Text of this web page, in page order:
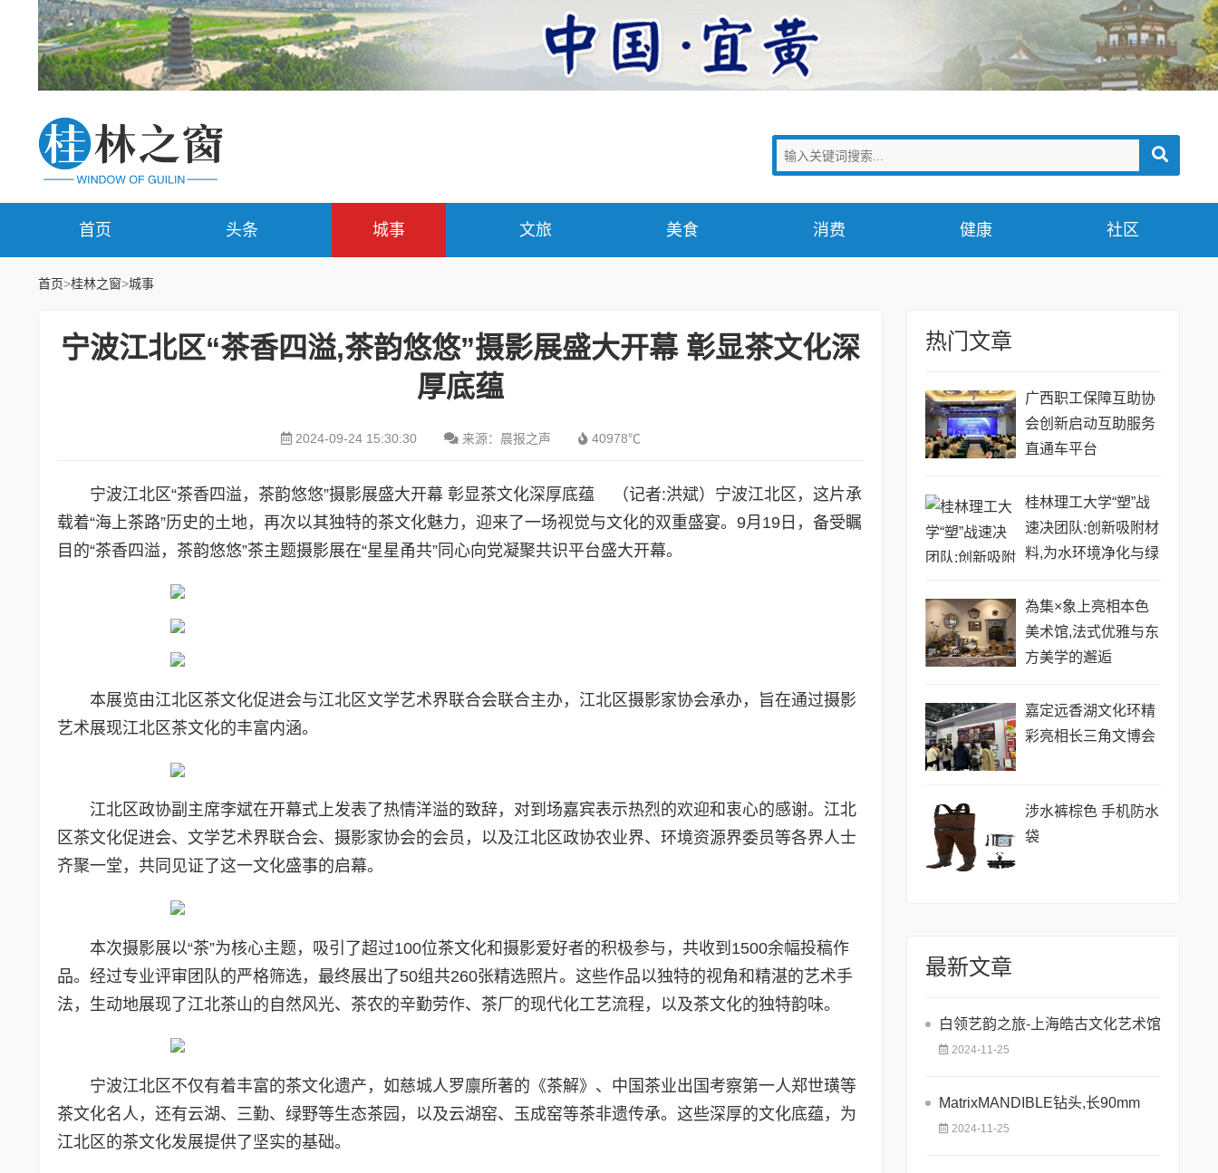
首页 头条 城事 文旅 美食 消费 健康 社区
首页>桂林之窗>城事
宁波江北区“茶香四溢,茶韵悠悠”摄影展盛大开幕 彰显茶文化深
厚底蕴
2024-09-24 15:30:30 来源：晨报之声 40978℃
宁波江北区“茶香四溢，茶韵悠悠”摄影展盛大开幕 彰显茶文化深厚底蕴 （记者:洪斌）宁波江北区，这片承
载着“海上茶路”历史的土地，再次以其独特的茶文化魅力，迎来了一场视觉与文化的双重盛宴。9月19日，备受瞩
目的“茶香四溢，茶韵悠悠”茶主题摄影展在“星星甬共”同心向党凝聚共识平台盛大开幕。
本展览由江北区茶文化促进会与江北区文学艺术界联合会联合主办，江北区摄影家协会承办，旨在通过摄影
艺术展现江北区茶文化的丰富内涵。
江北区政协副主席李斌在开幕式上发表了热情洋溢的致辞，对到场嘉宾表示热烈的欢迎和衷心的感谢。江北
区茶文化促进会、文学艺术界联合会、摄影家协会的会员，以及江北区政协农业界、环境资源界委员等各界人士
齐聚一堂，共同见证了这一文化盛事的启幕。
本次摄影展以“茶”为核心主题，吸引了超过100位茶文化和摄影爱好者的积极参与，共收到1500余幅投稿作
品。经过专业评审团队的严格筛选，最终展出了50组共260张精选照片。这些作品以独特的视角和精湛的艺术手
法，生动地展现了江北茶山的自然风光、茶农的辛勤劳作、茶厂的现代化工艺流程，以及茶文化的独特韵味。
宁波江北区不仅有着丰富的茶文化遗产，如慈城人罗廪所著的《茶解》、中国茶业出国考察第一人郑世璜等
茶文化名人，还有云湖、三勤、绿野等生态茶园，以及云湖窑、玉成窑等茶非遗传承。这些深厚的文化底蕴，为
江北区的茶文化发展提供了坚实的基础。
热门文章
广西职工保障互助协
会创新启动互助服务
直通车平台
桂林理工大学“塑”战
速决团队:创新吸附材
料,为水环境净化与绿
為集×象上亮相本色
美术馆,法式优雅与东
方美学的邂逅
嘉定远香湖文化环精
彩亮相长三角文博会
涉水裤棕色 手机防水
袋
最新文章
白领艺韵之旅-上海皓古文化艺术馆
2024-11-25
MatrixMANDIBLE钻头,长90mm
2024-11-25